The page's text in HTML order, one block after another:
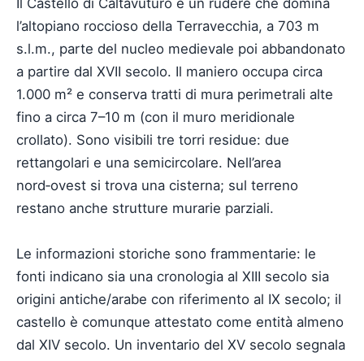
Il Castello di Caltavuturo è un rudere che domina
l’altopiano roccioso della Terravecchia, a 703 m
s.l.m., parte del nucleo medievale poi abbandonato
a partire dal XVII secolo. Il maniero occupa circa
1.000 m² e conserva tratti di mura perimetrali alte
fino a circa 7–10 m (con il muro meridionale
crollato). Sono visibili tre torri residue: due
rettangolari e una semicircolare. Nell’area
nord‑ovest si trova una cisterna; sul terreno
restano anche strutture murarie parziali.
Le informazioni storiche sono frammentarie: le
fonti indicano sia una cronologia al XIII secolo sia
origini antiche/arabe con riferimento al IX secolo; il
castello è comunque attestato come entità almeno
dal XIV secolo. Un inventario del XV secolo segnala